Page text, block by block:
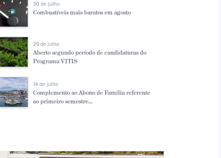
30 de julho
Combustíveis mais baratos em agosto
29 de julho
Aberto segundo período de candidaturas do
Programa VITIS
14 de julho
Complemento ao Abono de Família referente
ao primeiro semestre...